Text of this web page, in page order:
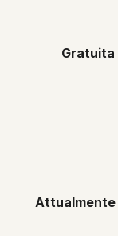
Gratuita
Attualmente